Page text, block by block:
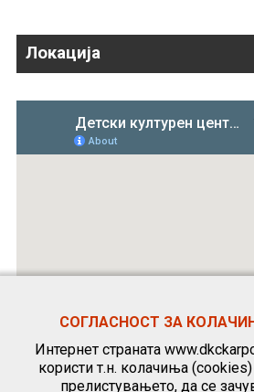
Локација
СОГЛАСНОСТ ЗА
Интернет страната
користи т.н. колачиња
прелистувањето, да се